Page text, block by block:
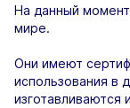
На данный
мире.
Они имеют
использования в
изготавливаются